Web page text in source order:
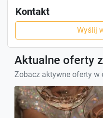
Kontakt
Wyślij
Aktualne oferty
Zobacz aktywne oferty w